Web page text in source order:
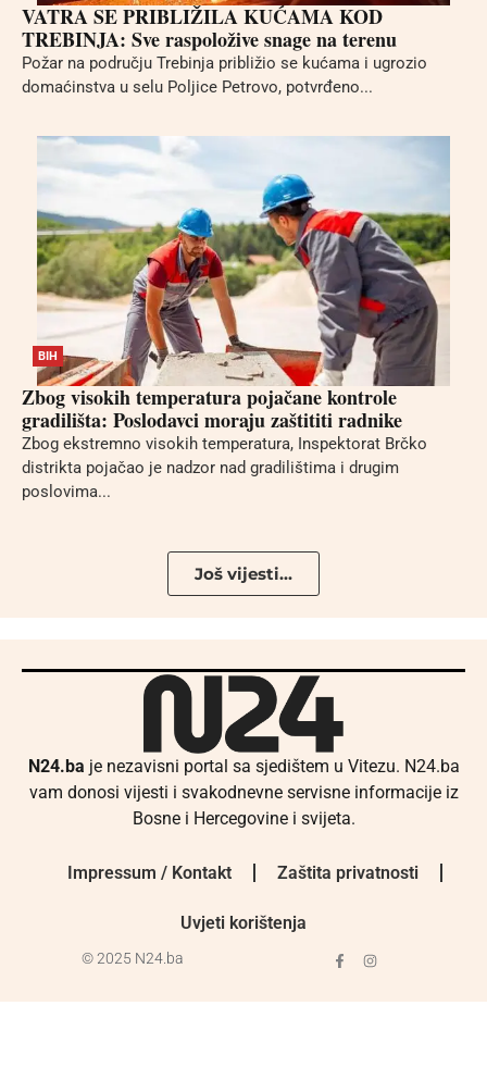
VATRA SE PRIBLIŽILA KUĆAMA KOD
TREBINJA: Sve raspoložive snage na terenu
Požar na području Trebinja približio se kućama i ugrozio
domaćinstva u selu Poljice Petrovo, potvrđeno...
BIH
Zbog visokih temperatura pojačane kontrole
gradilišta: Poslodavci moraju zaštititi radnike
Zbog ekstremno visokih temperatura, Inspektorat Brčko
distrikta pojačao je nadzor nad gradilištima i drugim
poslovima...
Još vijesti...
N24.ba je nezavisni portal sa sjedištem u Vitezu. N24.ba
vam donosi vijesti i svakodnevne servisne informacije iz
Bosne i Hercegovine i svijeta.
Impressum / Kontakt Zaštita privatnosti
Uvjeti korištenja
© 2025 N24.ba